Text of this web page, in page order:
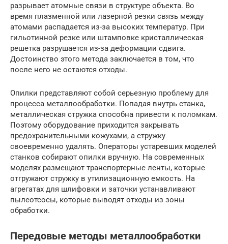
разрывает атомные связи в структуре объекта. Во
время плазменной или лазерной резки связь между
атомами распадается из-за высоких температур. При
гильотинной резке или штамповке кристаллическая
решетка разрушается из-за деформации сдвига.
Достоинство этого метода заключается в том, что
после него не остаются отходы.
Опилки представляют собой серьезную проблему для
процесса металлообработки. Попадая внутрь станка,
металлическая стружка способна привести к поломкам.
Поэтому оборудование приходится закрывать
предохранительными кожухами, а стружку
своевременно удалять. Операторы устаревших моделей
станков собирают опилки вручную. На современных
моделях размещают транспортерные ленты, которые
отгружают стружку в утилизационную емкость. На
агрегатах для шлифовки и заточки устанавливают
пылеотсосы, которые выводят отходы из зоны
обработки.
Передовые методы металлообработки